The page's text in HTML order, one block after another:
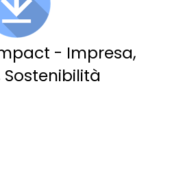
- Impresa,